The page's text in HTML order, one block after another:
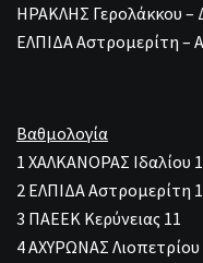
ΗΡΑΚΛΗΣ Γερολάκκου –
ΕΛΠΙΔΑ Αστρομερίτη –
Βαθμολογία
1 ΧΑΛΚΑΝΟΡΑΣ Ιδαλίου
2 ΕΛΠΙΔΑ Αστρομερίτη
3 ΠΑΕΕΚ Κερύνειας 11
4 ΑΧΥΡΩΝΑΣ Λιοπετρίου